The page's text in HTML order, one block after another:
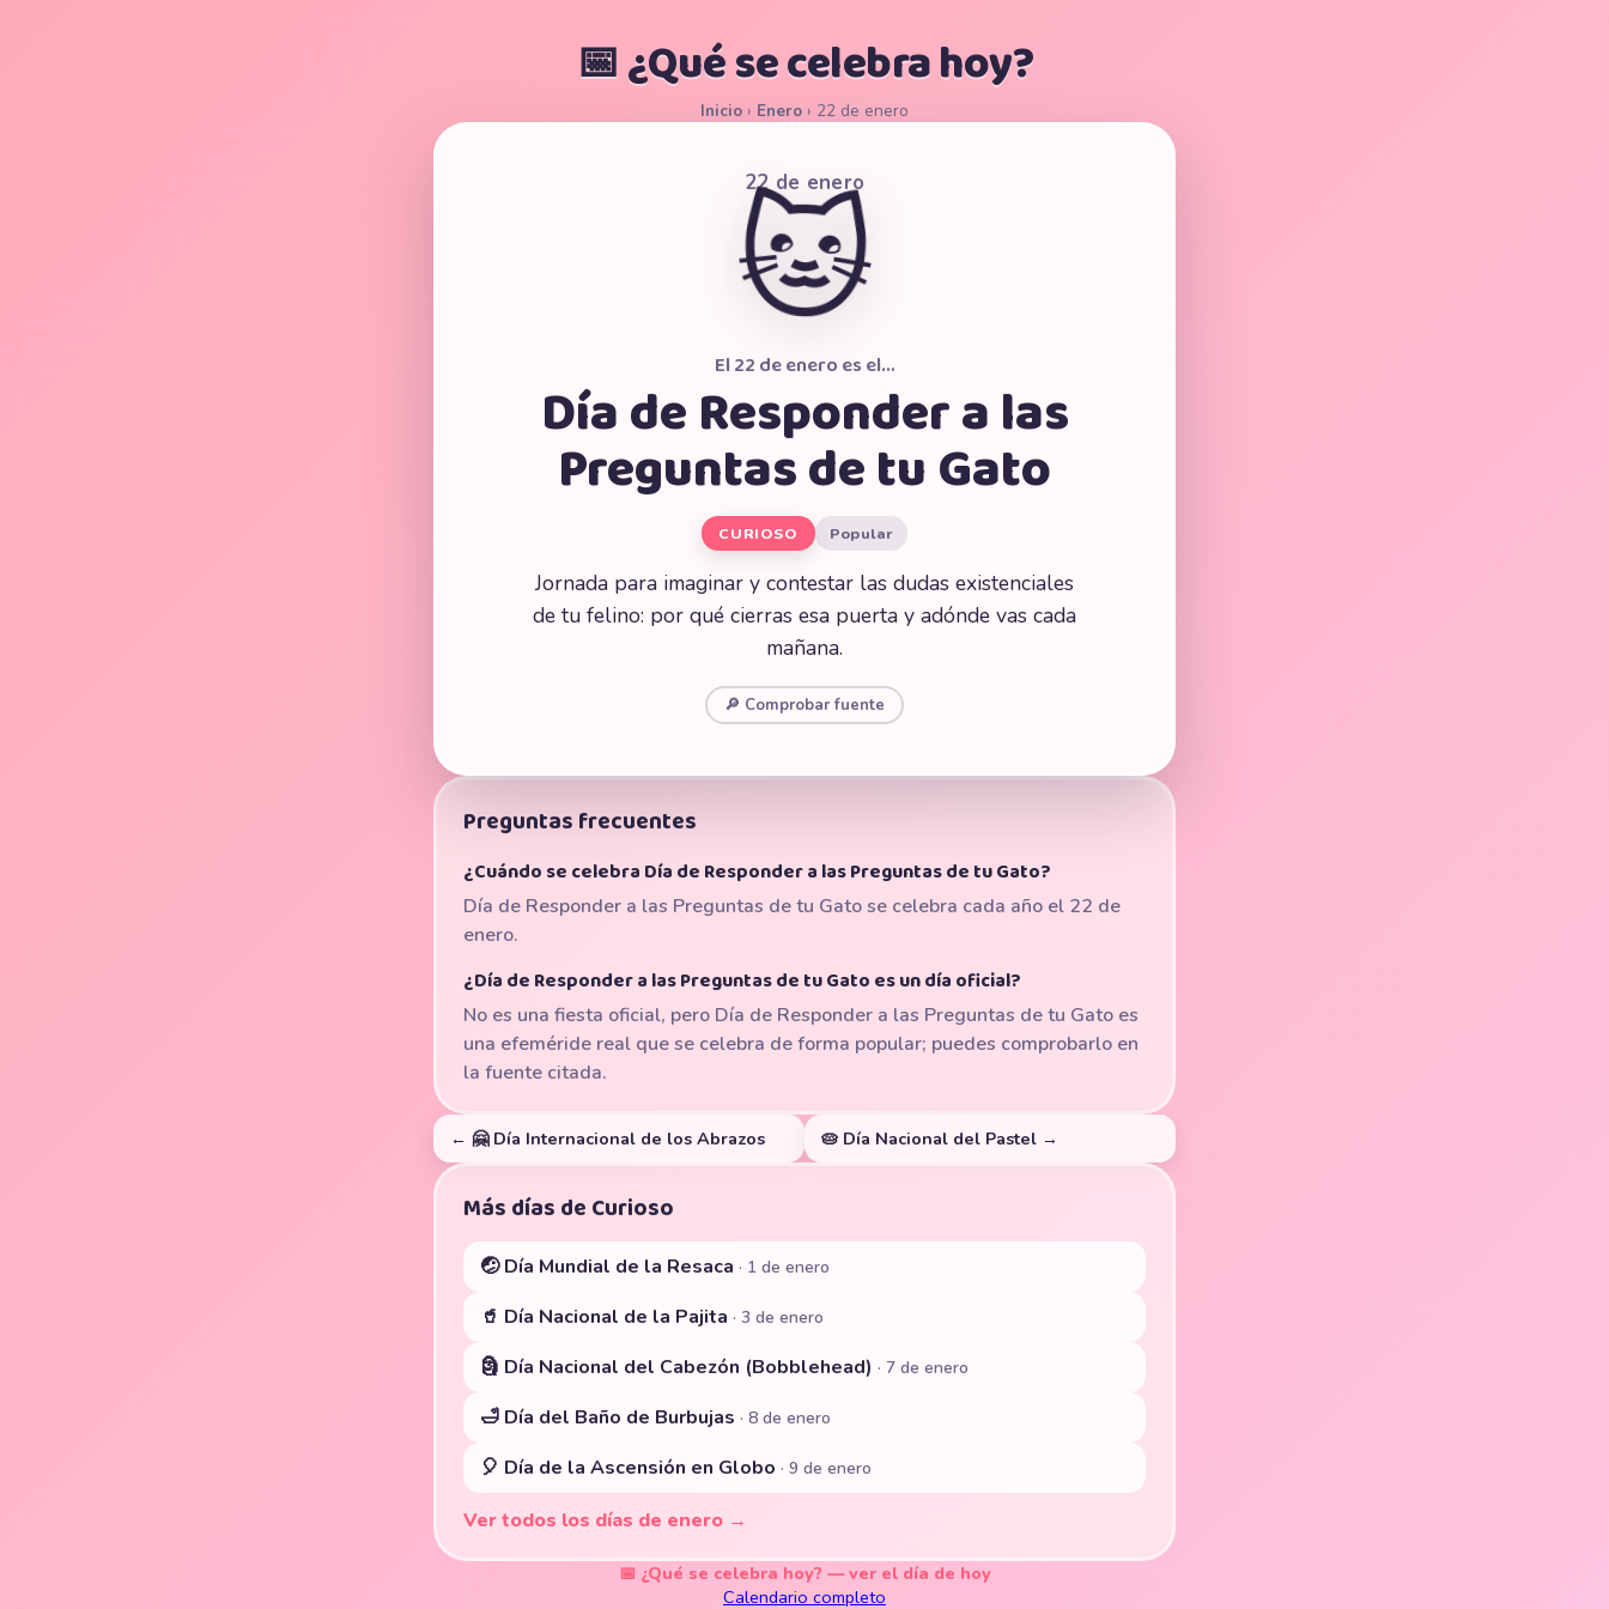
📅 ¿Qué se celebra hoy?
Inicio › Enero › 22 de enero
22 de enero
🐱
El 22 de enero es el…
Día de Responder a las
Preguntas de tu Gato
CURIOSO Popular
Jornada para imaginar y contestar las dudas existenciales
de tu felino: por qué cierras esa puerta y adónde vas cada
mañana.
🔎 Comprobar fuente
Preguntas frecuentes
¿Cuándo se celebra Día de Responder a las Preguntas de tu Gato?
Día de Responder a las Preguntas de tu Gato se celebra cada año el 22 de
enero.
¿Día de Responder a las Preguntas de tu Gato es un día oficial?
No es una fiesta oficial, pero Día de Responder a las Preguntas de tu Gato es
una efeméride real que se celebra de forma popular; puedes comprobarlo en
la fuente citada.
← 🤗 Día Internacional de los Abrazos 🥧 Día Nacional del Pastel →
Más días de Curioso
🤕 Día Mundial de la Resaca · 1 de enero
🥤 Día Nacional de la Pajita · 3 de enero
🗿 Día Nacional del Cabezón (Bobblehead) · 7 de enero
🛁 Día del Baño de Burbujas · 8 de enero
🎈 Día de la Ascensión en Globo · 9 de enero
Ver todos los días de enero →
📅 ¿Qué se celebra hoy? — ver el día de hoy
Calendario completo